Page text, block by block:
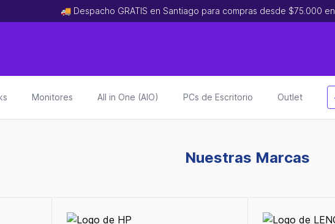
🚚 Despacho GRATIS en Santiago para compras desde $75.000 en
Monitores All in One (AIO) PCs de Escritorio Outlet
Nuestras Marcas